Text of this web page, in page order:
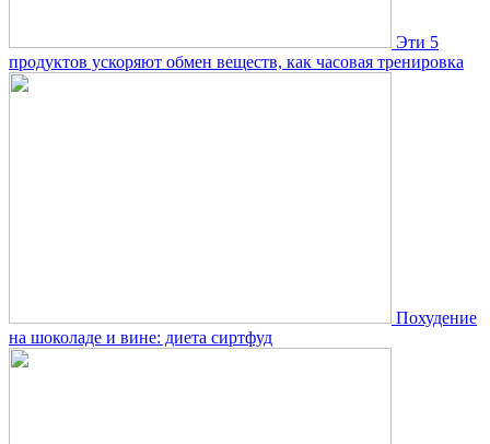
Эти 5
продуктов ускоряют обмен веществ, как часовая тренировка
Похудение
на шоколаде и вине: диета сиртфуд